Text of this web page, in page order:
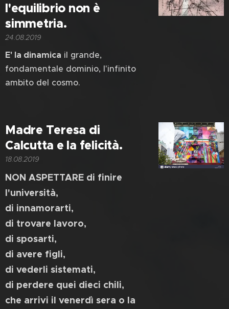
l'equilibrio non è
simmetria.
24.08.2019
E' la dinamica il grande,
fondamentale dominio, l'infinito
ambito del cosmo.
Madre Teresa di
Calcutta e la felicità.
18.08.2019
NON ASPETTARE di finire
l'università,
di innamorarti,
di trovare lavoro,
di sposarti,
di avere figli,
di vederli sistemati,
di perdere quei dieci chili,
che arrivi il venerdì sera o la